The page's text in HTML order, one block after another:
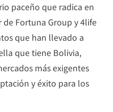
paceño que radica en
de Fortuna Group y 4life
que han llevado a
que tiene Bolivia,
más exigentes
y éxito para los